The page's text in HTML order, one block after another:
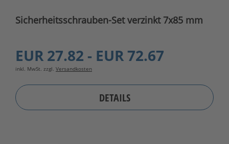
Sicherheitsschrauben-Set verzinkt 7x85 mm
EUR 27.82 - EUR 72.67
inkl. MwSt. zzgl. Versandkosten
DETAILS